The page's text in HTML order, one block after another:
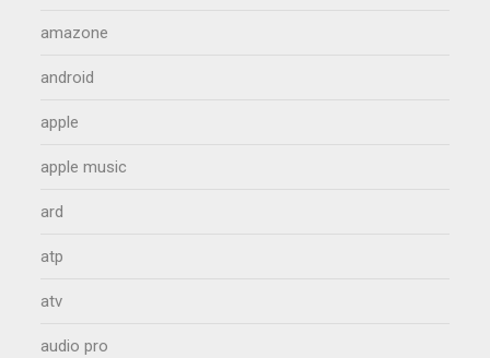
amazone
android
apple
apple music
ard
atp
atv
audio pro